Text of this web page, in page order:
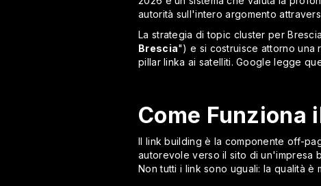
autorità sull'intero argomento
La strategia di topic cluster per
Brescia") e si costruisce attorno una
pillar linka ai satelliti. Google legge
Come Funziona
Il link building è la componente off-
autorevole verso il sito di un'impresa
Non tutti i link sono uguali: la qualità è